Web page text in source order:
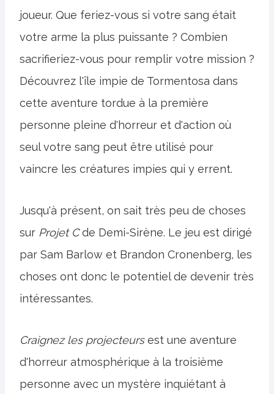
joueur. Que feriez-vous si votre sang était
votre arme la plus puissante ? Combien
sacrifieriez-vous pour remplir votre mission ?
Découvrez l'île impie de Tormentosa dans
cette aventure tordue à la première
personne pleine d'horreur et d'action où
seul votre sang peut être utilisé pour
vaincre les créatures impies qui y errent.
Jusqu'à présent, on sait très peu de choses
sur Projet Cde Demi-Sirène. Le jeu est dirigé
par Sam Barlow et Brandon Cronenberg, les
choses ont donc le potentiel de devenir très
intéressantes.
Craignez les projecteursest une aventure
d'horreur atmosphérique à la troisième
personne avec un mystère inquiétant à